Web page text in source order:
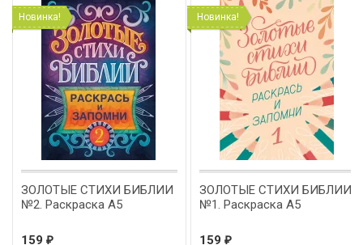
Новинка!
ЗОЛОТЫЕ СТИХИ БИБЛИИ
№2. Раскраска А5
159 ₽
Новинка!
ЗОЛОТЫЕ СТИХИ БИБЛИИ
№1. Раскраска А5
159 ₽